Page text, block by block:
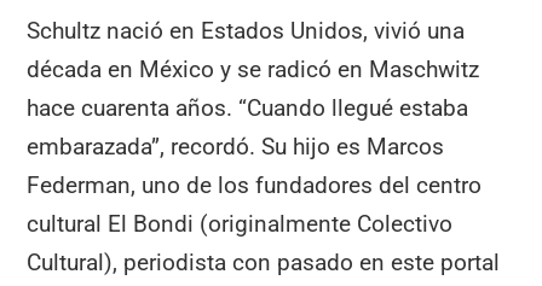
Schultz nació en Estados Unidos, vivió una
década en México y se radicó en Maschwitz
hace cuarenta años. “Cuando llegué estaba
embarazada”, recordó. Su hijo es Marcos
Federman, uno de los fundadores del centro
cultural El Bondi (originalmente Colectivo
Cultural), periodista con pasado en este portal